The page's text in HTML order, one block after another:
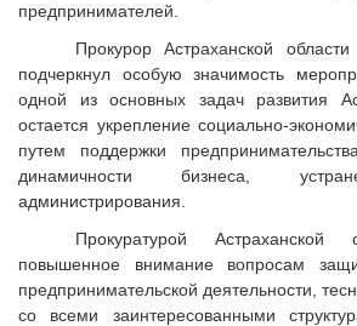
предпринимателей.
Прокурор Астраханской
подчеркнул особую значимость
одной из основных задач развития
остается укрепление социально-
путем поддержки
динамичности бизнеса,
администрирования.
Прокуратурой Астраханской
повышенное внимание вопросам
предпринимательской деятельности,
со всеми заинтересованными